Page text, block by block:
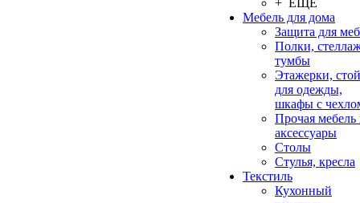
+ ЕЩЕ
Мебель для дома
Защита для
Полки,
тумбы
Этажерки,
для одежды,
шкафы с
Прочая мебель
аксессуары
Столы
Стулья, кресла
Текстиль
Кухонный